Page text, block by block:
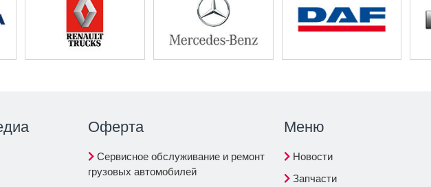
Oферта
Сервисное обслуживание и ремонт
грузовых автомобилей
Меню
Новости
Запчасти